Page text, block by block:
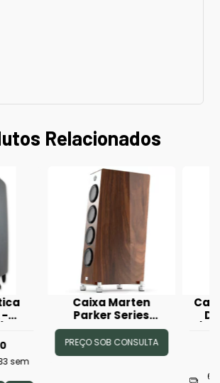
Relacionados
-
sem
Caixa Marten
Parker Series
Quintet
PREÇO SOB CONSULTA
6